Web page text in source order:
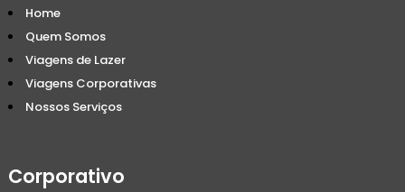
Home
Quem Somos
Viagens de Lazer
Viagens Corporativas
Nossos Serviços
Corporativo